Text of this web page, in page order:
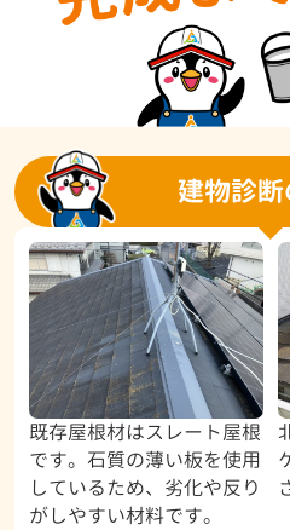
建物診
既存屋根材はスレート屋根
です。石質の薄い板を使用
しているため、劣化や反り
がしやすい材料です。